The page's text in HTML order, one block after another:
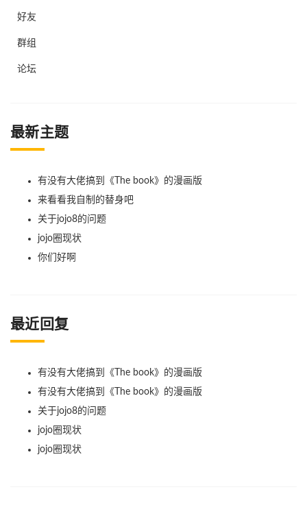
好友
群组
论坛
最新主题
有没有大佬搞到《The book》的漫画版
来看看我自制的替身吧
关于jojo8的问题
jojo圈现状
你们好啊
最近回复
有没有大佬搞到《The book》的漫画版
有没有大佬搞到《The book》的漫画版
关于jojo8的问题
jojo圈现状
jojo圈现状